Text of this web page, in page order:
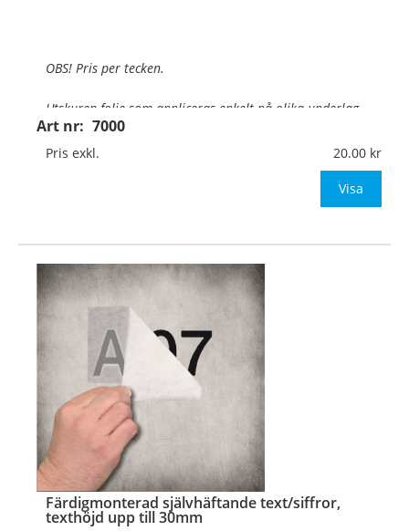
Art nr: 7000
OBS! Pris per tecken.
Utskuren folie som appliceras enkelt på olika underlag.
Texthöjd:
Upp till 20mm (lägsta versalhöjd är 10-
Typsn
Pris exkl. 20.00
Visa
Färdigmonterad självhäftande text/siffror,
texthöjd upp till 30mm